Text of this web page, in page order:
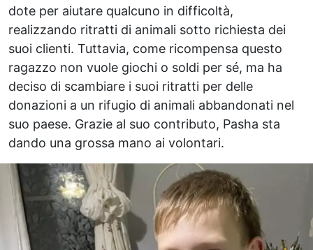
dote per aiutare qualcuno in difficoltà,
realizzando ritratti di animali sotto richiesta dei
suoi clienti. Tuttavia, come ricompensa questo
ragazzo non vuole giochi o soldi per sé, ma ha
deciso di scambiare i suoi ritratti per delle
donazioni a un rifugio di animali abbandonati nel
suo paese. Grazie al suo contributo, Pasha sta
dando una grossa mano ai volontari.